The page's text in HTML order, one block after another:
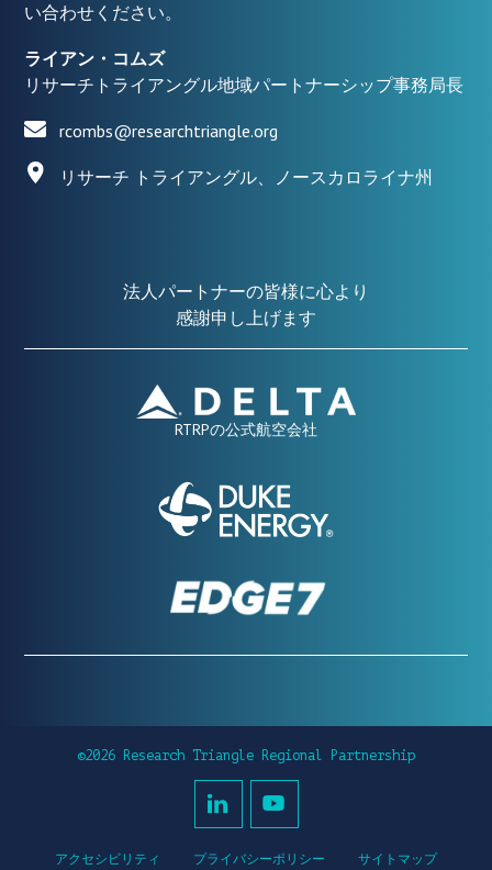
い合わせください。
ライアン・コムズ
リサーチトライアングル地域パートナーシップ事務局長
rcombs@researchtriangle.org
リサーチ トライアングル、ノースカロライナ州
法人パートナーの皆様に心より
感謝申し上げます
RTRPの公式航空会社
©2026 Research Triangle Regional Partnership
アクセシビリティ プライバシーポリシー サイトマップ